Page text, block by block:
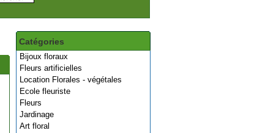
Catégories
Bijoux floraux
Fleurs artificielles
Location Florales - végétales
Ecole fleuriste
Fleurs
Jardinage
Art floral